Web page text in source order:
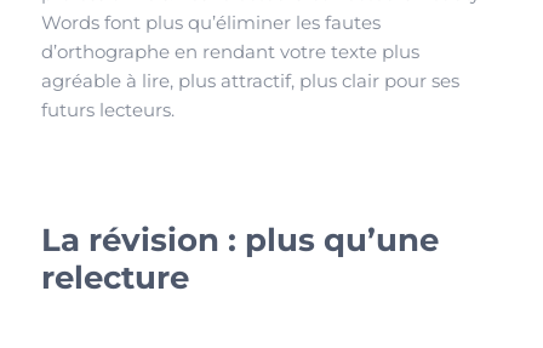
Words font plus qu’éliminer les fautes
d’orthographe en rendant votre texte plus
agréable à lire, plus attractif, plus clair pour ses
futurs lecteurs.
La révision : plus qu’une
relecture